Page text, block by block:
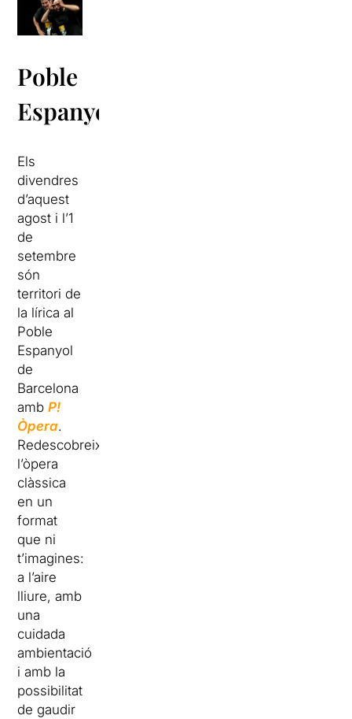
Poble
Espanyol
Els
divendres
d’aquest
agost i l’1
de
setembre
són
territori de
la lírica al
Poble
Espanyol
de
Barcelona
ambP!
Òpera.
Redescobreix
l’òpera
clàssica
en un
format
que ni
t’imagines:
a l’aire
lliure, amb
una
cuidada
ambientació
i amb la
possibilitat
de gaudir